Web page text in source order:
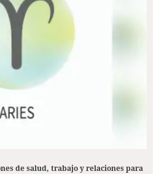
de salud, trabajo y relaciones para